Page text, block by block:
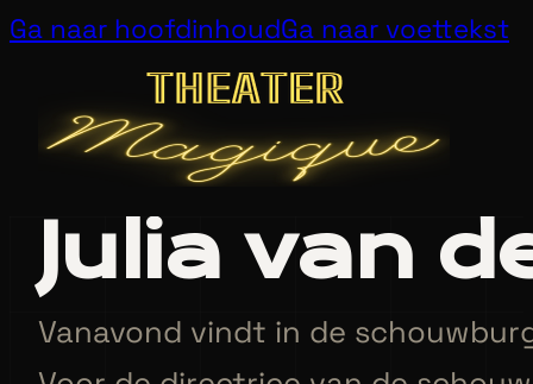
Ga naar hoofdinhoudGa naar voettekst
Julia van
Vanavond vindt in de